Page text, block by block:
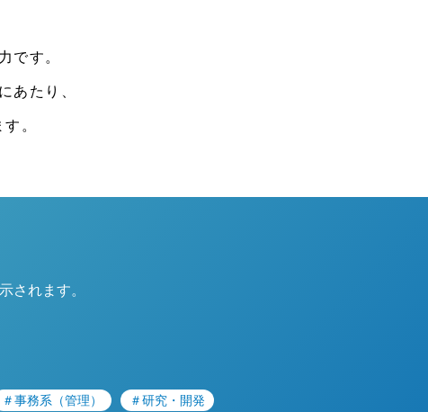
です。
あたり、
。
されます。
＃事務系（管理） ＃研究・開発